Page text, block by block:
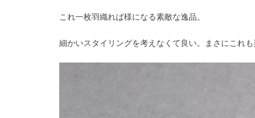
これ一枚羽織れば様になる素敵な逸品。
細かいスタイリングを考えなくて良い。まさにこれも